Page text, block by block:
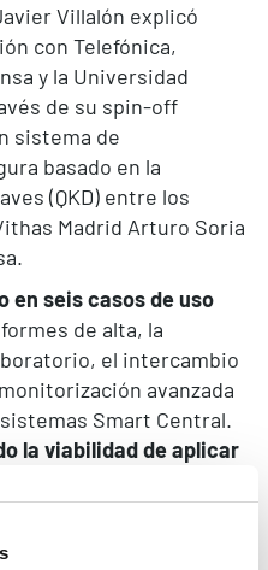
Villalón explicó
con Telefónica,
y la Universidad
de su spin-off
sistema de
basado en la
(QKD) entre los
Madrid Arturo Soria
en seis casos de uso
de alta, la
el intercambio
avanzada
Smart Central.
la viabilidad de aplicar
de los
que plantea la futura